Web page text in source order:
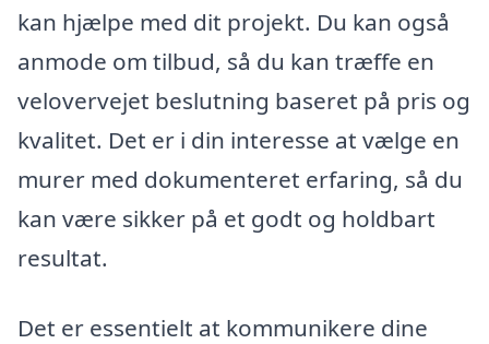
kan hjælpe med dit projekt. Du kan også
anmode om tilbud, så du kan træffe en
velovervejet beslutning baseret på pris og
kvalitet. Det er i din interesse at vælge en
murer med dokumenteret erfaring, så du
kan være sikker på et godt og holdbart
resultat.
Det er essentielt at kommunikere dine